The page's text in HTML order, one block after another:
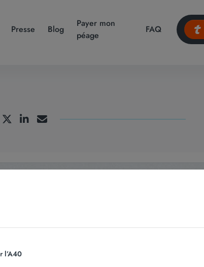
Presse Blog
Payer mon
péage
FAQ
l’A40